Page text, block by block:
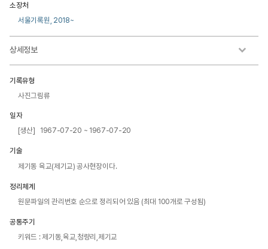
소장처
서울기록원, 2018~
상세정보
기록유형
사진그림류
일자
[생산] 1967-07-20 ~ 1967-07-20
기술
제기동 육교(제기교) 공사현장이다.
정리체계
원문파일의 관리번호 순으로 정리되어 있음 (최대 100개로 구성됨)
공통주기
키워드 : 제기동,육교,청량리,제기교